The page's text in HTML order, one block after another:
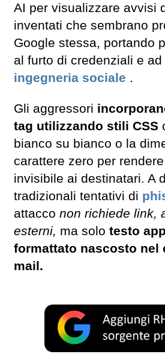
AI per visualizzare avvisi
inventati che sembrano
Google stessa, portando
al furto di credenziali e
ingegneria sociale .
Gli aggressori
tag utilizzando stili CSS
bianco su bianco o la
carattere zero per
invisibile ai destinatari. A
tradizionali tentativi di
attacco non richiede link,
esterni, ma solo testo
formattato nascosto nel
mail.